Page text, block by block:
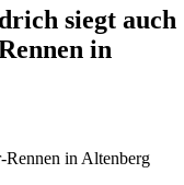
siegt auch
in